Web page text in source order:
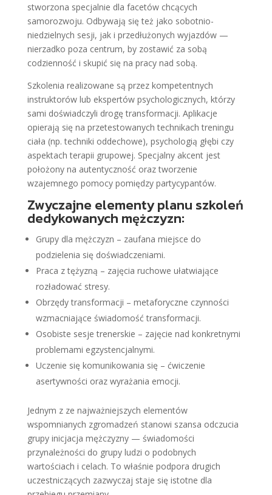
stworzona specjalnie dla facetów chcących
samorozwoju. Odbywają się też jako sobotnio-
niedzielnych sesji, jak i przedłużonych wyjazdów —
nierzadko poza centrum, by zostawić za sobą
codzienność i skupić się na pracy nad sobą.
Szkolenia realizowane są przez kompetentnych
instruktorów lub ekspertów psychologicznych, którzy
sami doświadczyli drogę transformacji. Aplikacje
opierają się na przetestowanych technikach treningu
ciała (np. techniki oddechowe), psychologią głębi czy
aspektach terapii grupowej. Specjalny akcent jest
położony na autentyczność oraz tworzenie
wzajemnego pomocy pomiędzy partycypantów.
Zwyczajne elementy planu szkoleń
dedykowanych mężczyzn:
Grupy dla mężczyzn – zaufana miejsce do
podzielenia się doświadczeniami.
Praca z tężyzną – zajęcia ruchowe ułatwiające
rozładować stresy.
Obrzędy transformacji – metaforyczne czynności
wzmacniające świadomość transformacji.
Osobiste sesje trenerskie – zajęcie nad konkretnymi
problemami egzystencjalnymi.
Uczenie się komunikowania się – ćwiczenie
asertywności oraz wyrażania emocji.
Jednym z ze najważniejszych elementów
wspomnianych zgromadzeń stanowi szansa odczucia
grupy inicjacja mężczyzny — świadomości
przynależności do grupy ludzi o podobnych
wartościach i celach. To właśnie podpora drugich
uczestniczących zazwyczaj staje się istotne dla